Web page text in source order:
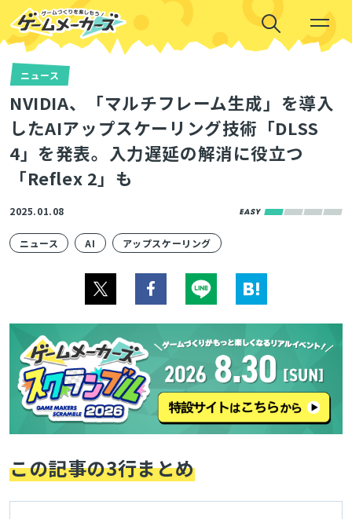
ニュース
NVIDIA、「マルチフレーム生成」を導入
したAIアップスケーリング技術「DLSS
4」を発表。入力遅延の解消に役立つ
「Reflex 2」も
2025.01.08
ニュース AI アップスケーリング
この記事の3行まとめ